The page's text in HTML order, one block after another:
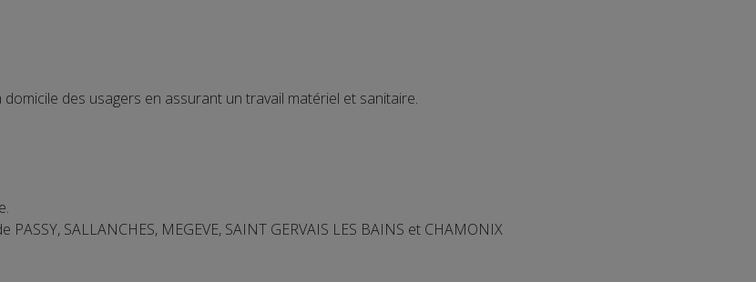
des usagers en assurant un travail matériel et sanitaire.
SALLANCHES, MEGEVE, SAINT GERVAIS LES BAINS et CHAMONIX